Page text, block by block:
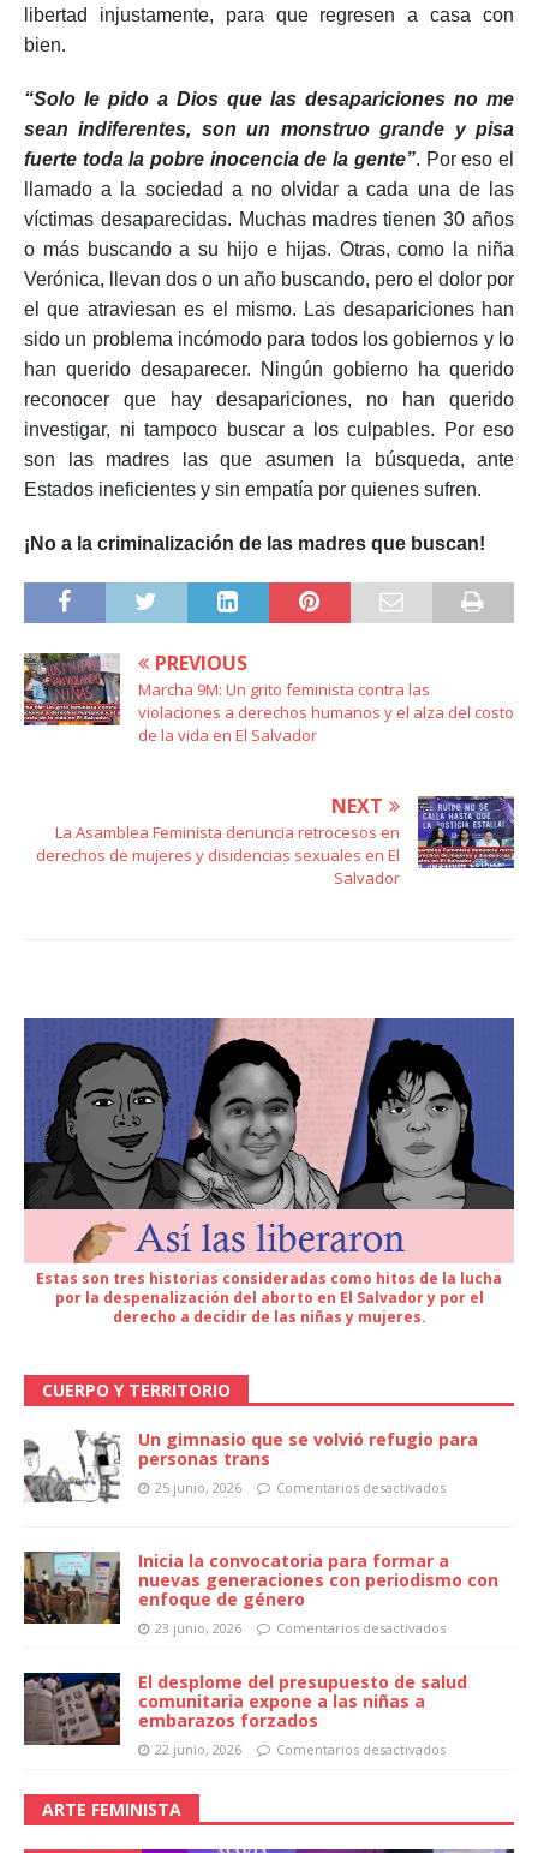
libertad injustamente, para que regresen a casa con
bien.
“Solo le pido a Dios que las desapariciones no me
sean indiferentes, son un monstruo grande y pisa
fuerte toda la pobre inocencia de la gente”. Por eso el
llamado a la sociedad a no olvidar a cada una de las
víctimas desaparecidas. Muchas madres tienen 30 años
o más buscando a su hijo e hijas. Otras, como la niña
Verónica, llevan dos o un año buscando, pero el dolor por
el que atraviesan es el mismo. Las desapariciones han
sido un problema incómodo para todos los gobiernos y lo
han querido desaparecer. Ningún gobierno ha querido
reconocer que hay desapariciones, no han querido
investigar, ni tampoco buscar a los culpables. Por eso
son las madres las que asumen la búsqueda, ante
Estados ineficientes y sin empatía por quienes sufren.
¡No a la criminalización de las madres que buscan!
PREVIOUS
Marcha 9M: Un grito feminista contra las
violaciones a derechos humanos y el alza del costo
de la vida en El Salvador
NEXT
La Asamblea Feminista denuncia retrocesos en
derechos de mujeres y disidencias sexuales en El
Salvador
Estas son tres historias consideradas como hitos de la lucha
por la despenalización del aborto en El Salvador y por el
derecho a decidir de las niñas y mujeres.
CUERPO Y TERRITORIO
Un gimnasio que se volvió refugio para
personas trans
25 junio, 2026 Comentarios desactivados
Inicia la convocatoria para formar a
nuevas generaciones con periodismo con
enfoque de género
23 junio, 2026 Comentarios desactivados
El desplome del presupuesto de salud
comunitaria expone a las niñas a
embarazos forzados
22 junio, 2026 Comentarios desactivados
ARTE FEMINISTA